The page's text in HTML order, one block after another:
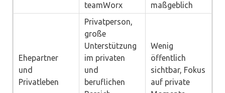
teamWorx
maßgeblich
Ehepartner
und
Privatleben
Privatperson,
große
Unterstützung
im privaten
und
beruflichen
Wenig
öffentlich
sichtbar, Fokus
auf private